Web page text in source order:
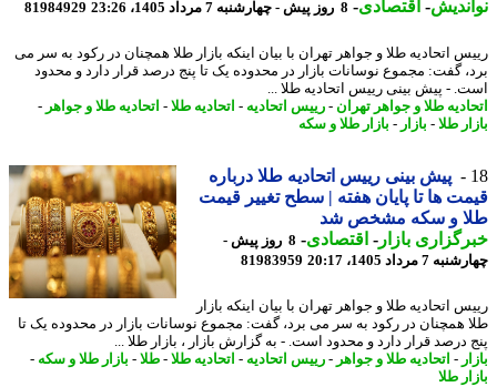
-اقتصادی-8 روز پیش - چهارشنبه 7 مرداد 1405، 23:26 81984929
اتحادیه طلا و جواهر تهران با بیان اینکه بازار طلا همچنان در رکود به سر می
گفت: مجموع نوسانات بازار در محدوده یک تا پنج درصد قرار دارد و محدود
- پیش بینی رییس اتحادیه طلا ...
طلا و جواهر تهران- رییس اتحادیه-اتحادیه طلا-اتحادیه طلا و جواهر-
طلا -بازار - بازار طلا و سکه
پیش بینی رییس اتحادیه طلا درباره
ها تا پایان هفته | سطح تغییر قیمت
و سکه مشخص شد
بازار- اقتصادی- 8 روز پیش -
مرداد 1405، 20:17
81983959
اتحادیه طلا و جواهر تهران با بیان اینکه بازار
همچنان در رکود به سر می برد، گفت: مجموع نوسانات بازار در محدوده یک تا
درصد قرار دارد و محدود است. - به گزارش بازار ، بازار طلا ...
- اتحادیه طلا و جواهر- رییس اتحادیه-اتحادیه طلا-طلا-بازار طلا و سکه-
طلا